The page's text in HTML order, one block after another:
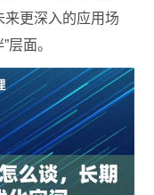
来更深入的应用场
层面。